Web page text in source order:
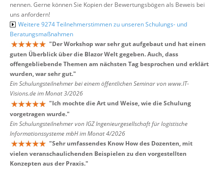
nennen. Gerne können Sie Kopien der Bewertungsbögen als Beweis bei
uns anfordern!
Weitere 9274 Teilnehmerstimmen zu unseren Schulungs- und
Beratungsmaßnahmen
"Der Workshop war sehr gut aufgebaut und hat einen
guten Überblick über die Blazor Welt gegeben. Auch, dass
offengebliebende Themen am nächsten Tag besprochen und erklärt
wurden, war sehr gut."
Ein Schulungsteilnehmer bei einem öffentlichen Seminar von www.IT-
Visions.de im Monat 3/2026
"Ich mochte die Art und Weise, wie die Schulung
vorgetragen wurde."
Ein Schulungsteilnehmer von IGZ Ingenieurgesellschaft für logistische
Informationssysteme mbH im Monat 4/2026
"Sehr umfassendes Know How des Dozenten, mit
vielen veranschaulichenden Beispielen zu den vorgestellten
Konzepten aus der Praxis."